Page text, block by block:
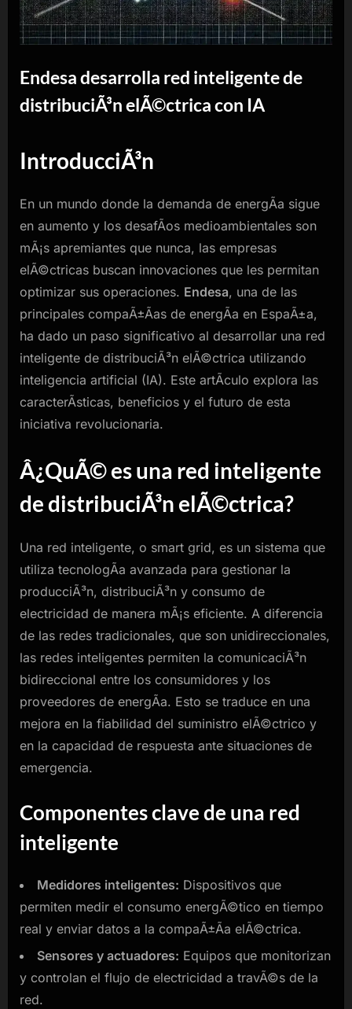
Endesa desarrolla red inteligente de
distribuciÃ³n elÃ©ctrica con IA
IntroducciÃ³n
En un mundo donde la demanda de energÃ­a sigue
en aumento y los desafÃ­os medioambientales son
mÃ¡s apremiantes que nunca, las empresas
elÃ©ctricas buscan innovaciones que les permitan
optimizar sus operaciones. Endesa, una de las
principales compaÃ±Ã­as de energÃ­a en EspaÃ±a,
ha dado un paso significativo al desarrollar una red
inteligente de distribuciÃ³n elÃ©ctrica utilizando
inteligencia artificial (IA). Este artÃ­culo explora las
caracterÃ­sticas, beneficios y el futuro de esta
iniciativa revolucionaria.
Â¿QuÃ© es una red inteligente
de distribuciÃ³n elÃ©ctrica?
Una red inteligente, o smart grid, es un sistema que
utiliza tecnologÃ­a avanzada para gestionar la
producciÃ³n, distribuciÃ³n y consumo de
electricidad de manera mÃ¡s eficiente. A diferencia
de las redes tradicionales, que son unidireccionales,
las redes inteligentes permiten la comunicaciÃ³n
bidireccional entre los consumidores y los
proveedores de energÃ­a. Esto se traduce en una
mejora en la fiabilidad del suministro elÃ©ctrico y
en la capacidad de respuesta ante situaciones de
emergencia.
Componentes clave de una red
inteligente
Medidores inteligentes: Dispositivos que
permiten medir el consumo energÃ©tico en tiempo
real y enviar datos a la compaÃ±Ã­a elÃ©ctrica.
Sensores y actuadores: Equipos que monitorizan
y controlan el flujo de electricidad a travÃ©s de la
red.